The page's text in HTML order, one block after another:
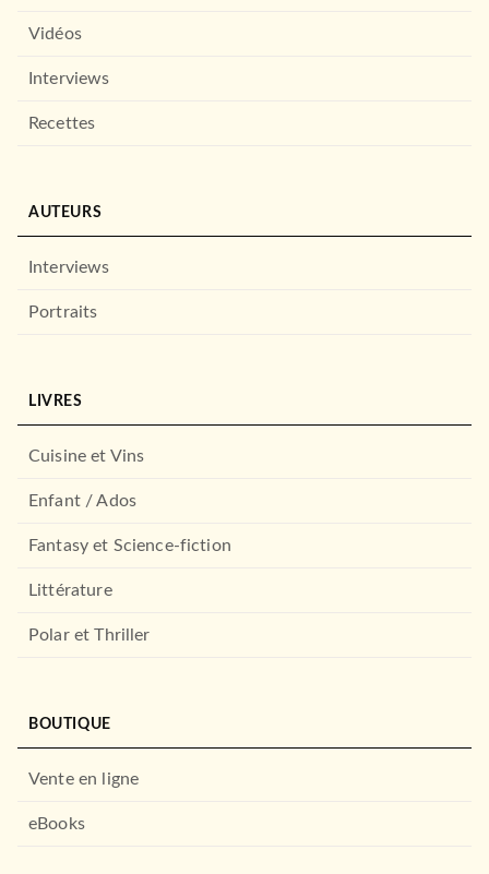
Vidéos
Interviews
Recettes
AUTEURS
Interviews
Portraits
LIVRES
Cuisine et Vins
Enfant / Ados
Fantasy et Science-fiction
Littérature
Polar et Thriller
BOUTIQUE
Vente en ligne
eBooks